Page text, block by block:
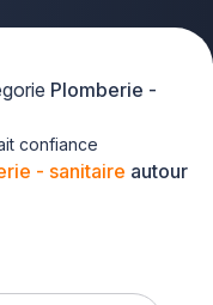
- sanitaire autour
Plomberie -
confiance